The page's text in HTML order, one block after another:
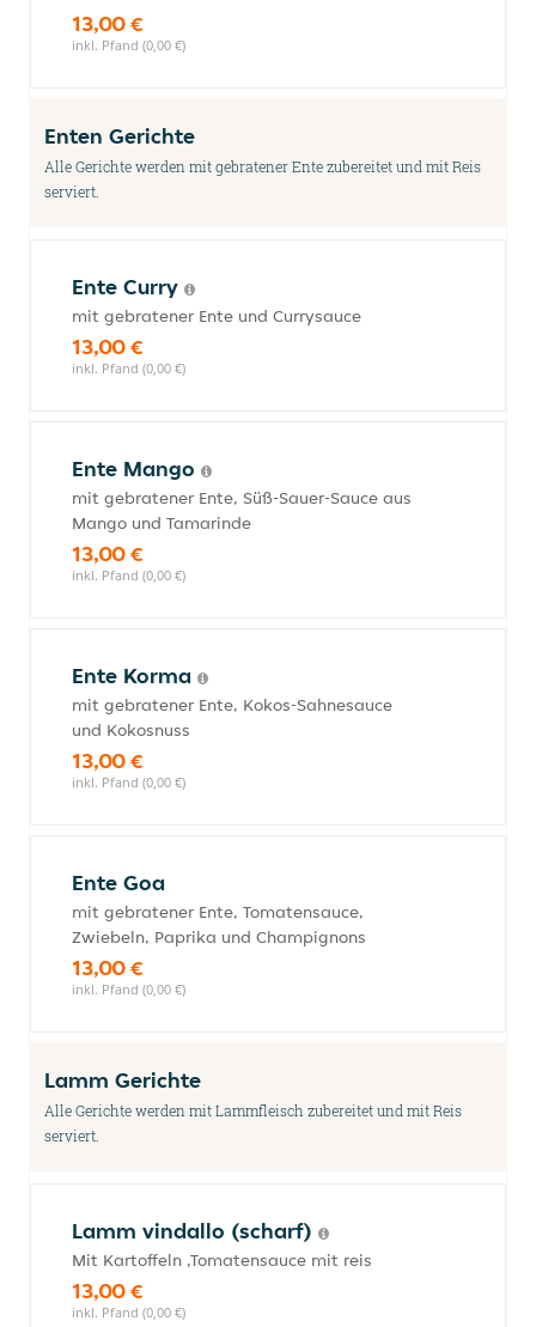
13,00 €
inkl. Pfand (0,00 €)
Enten Gerichte
Alle Gerichte werden mit gebratener Ente zubereitet und mit Reis
serviert.
Ente Curry
mit gebratener Ente und Currysauce
13,00 €
inkl. Pfand (0,00 €)
Ente Mango
mit gebratener Ente, Süß-Sauer-Sauce aus
Mango und Tamarinde
13,00 €
inkl. Pfand (0,00 €)
Ente Korma
mit gebratener Ente, Kokos-Sahnesauce
und Kokosnuss
13,00 €
inkl. Pfand (0,00 €)
Ente Goa
mit gebratener Ente, Tomatensauce,
Zwiebeln, Paprika und Champignons
13,00 €
inkl. Pfand (0,00 €)
Lamm Gerichte
Alle Gerichte werden mit Lammfleisch zubereitet und mit Reis
serviert.
Lamm vindallo (scharf)
Mit Kartoffeln ,Tomatensauce mit reis
13,00 €
inkl. Pfand (0,00 €)